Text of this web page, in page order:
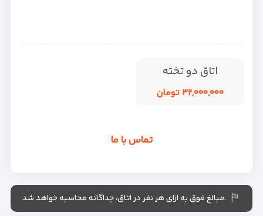
اتاق دو تخته
۳۲,۰۰۰,۰۰۰ تومان
تماس با ما
.مبالغ فوق به ازای هر نفر در اتاق، جداگانه محاسبه خواهد شد